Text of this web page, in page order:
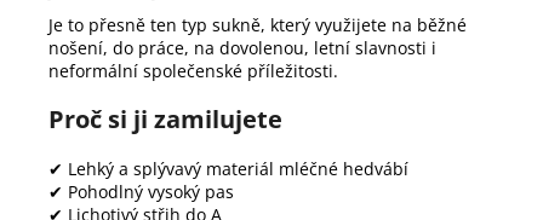
Je to přesně ten typ sukně, který využijete na běžné
nošení, do práce, na dovolenou, letní slavnosti i
neformální společenské příležitosti.
Proč si ji zamilujete
✔ Lehký a splývavý materiál mléčné hedvábí
✔ Pohodlný vysoký pas
✔ Lichotivý střih do A